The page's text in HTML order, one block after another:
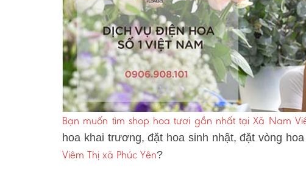
Bạn muốn tìm shop hoa tươi gần nhất tại Xã Nam
hoa khai trương, đặt hoa sinh nhật, đặt vòng
Viêm Thị xã Phúc Yên?